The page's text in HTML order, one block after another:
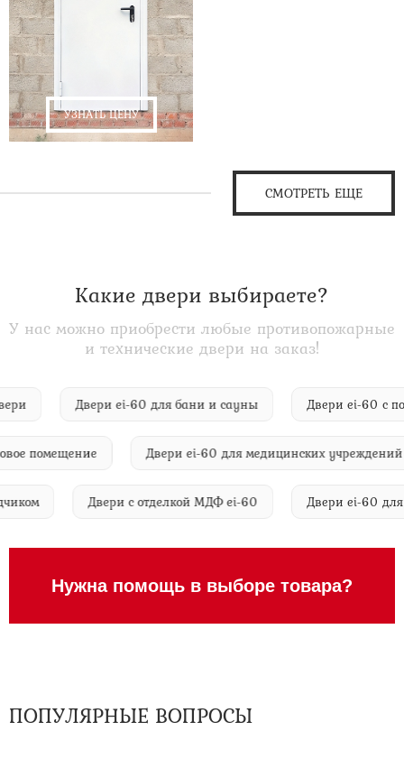
УЗНАТЬ ЦЕНУ
СМОТРЕТЬ ЕЩЕ
Какие двери выбираете?
У нас можно приобрести любые противопожарные
и технические двери на заказ!
двери Двери ei-60 для бани и сауны Двери ei-
помещение Двери ei-60 для медицинских учреждений
Двери с отделкой МДФ ei-60 Двери ei-60
Нужна помощь в выборе товара?
ПОПУЛЯРНЫЕ ВОПРОСЫ